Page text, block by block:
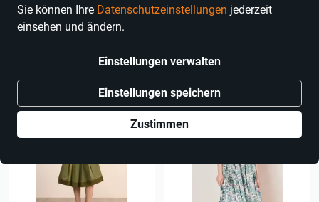
Sie können Ihre Datenschutzeinstellungen jederzeit
einsehen und ändern.
Einstellungen verwalten
Einstellungen speichern
Zustimmen
Marken Farbe Größe